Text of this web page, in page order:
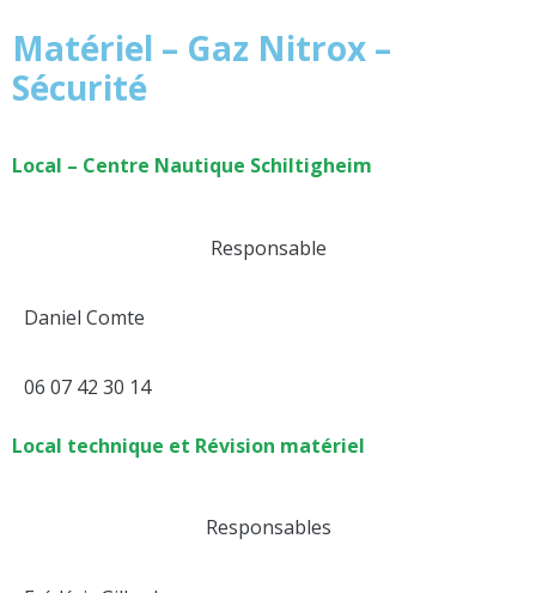
Matériel – Gaz Nitrox –
Sécurité
Local – Centre Nautique Schiltigheim
Responsable
Daniel Comte
06 07 42 30 14
Local technique et Révision matériel
Responsables